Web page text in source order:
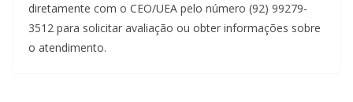
diretamente com o CEO/UEA pelo número (92) 99279-
3512 para solicitar avaliação ou obter informações sobre
o atendimento.